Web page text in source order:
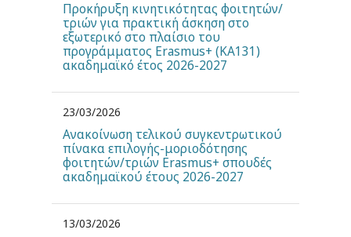
Προκήρυξη κινητικότητας φοιτητών/
τριών για πρακτική άσκηση στο
εξωτερικό στο πλαίσιο του
προγράμματος Erasmus+ (KA131)
ακαδημαϊκό έτος 2026-2027
23/03/2026
Ανακοίνωση τελικού συγκεντρωτικού
πίνακα επιλογής-μοριοδότησης
φοιτητών/τριών Erasmus+ σπουδές
ακαδημαϊκού έτους 2026-2027
13/03/2026